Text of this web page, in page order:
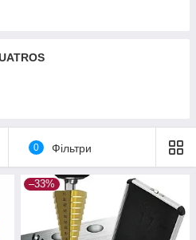
0 Фільтри
–33%